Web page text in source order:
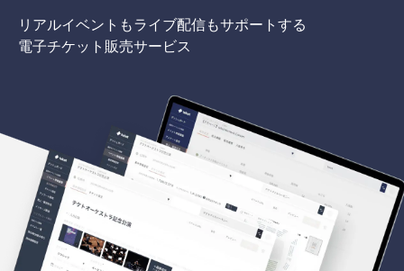
リアルイベントもライブ配信もサポートする
電子チケット販売サービス